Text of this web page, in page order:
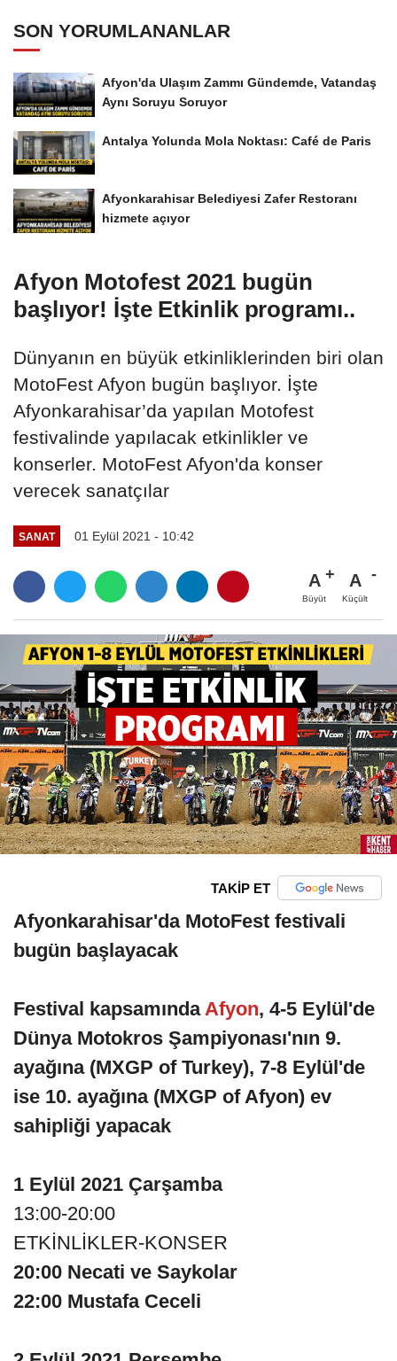
SON YORUMLANANLAR
Afyon'da Ulaşım Zammı Gündemde, Vatandaş
Aynı Soruyu Soruyor
Antalya Yolunda Mola Noktası: Café de Paris
Afyonkarahisar Belediyesi Zafer Restoranı
hizmete açıyor
Afyon Motofest 2021 bugün
başlıyor! İşte Etkinlik programı..
Dünyanın en büyük etkinliklerinden biri olan
MotoFest Afyon bugün başlıyor. İşte
Afyonkarahisar’da yapılan Motofest
festivalinde yapılacak etkinlikler ve
konserler. MotoFest Afyon'da konser
verecek sanatçılar
SANAT 01 Eylül 2021 - 10:42
A
Büyüt
A
Küçült
TAKİP ET
Afyonkarahisar'da MotoFest festivali
bugün başlayacak
Festival kapsamındaAfyon, 4-5 Eylül'de
Dünya Motokros Şampiyonası'nın 9.
ayağına (MXGP of Turkey), 7-8 Eylül'de
ise 10. ayağına (MXGP of Afyon) ev
sahipliği yapacak
1 Eylül 2021 Çarşamba
13:00-20:00
ETKİNLİKLER-KONSER
20:00 Necati ve Saykolar
22:00 Mustafa Ceceli